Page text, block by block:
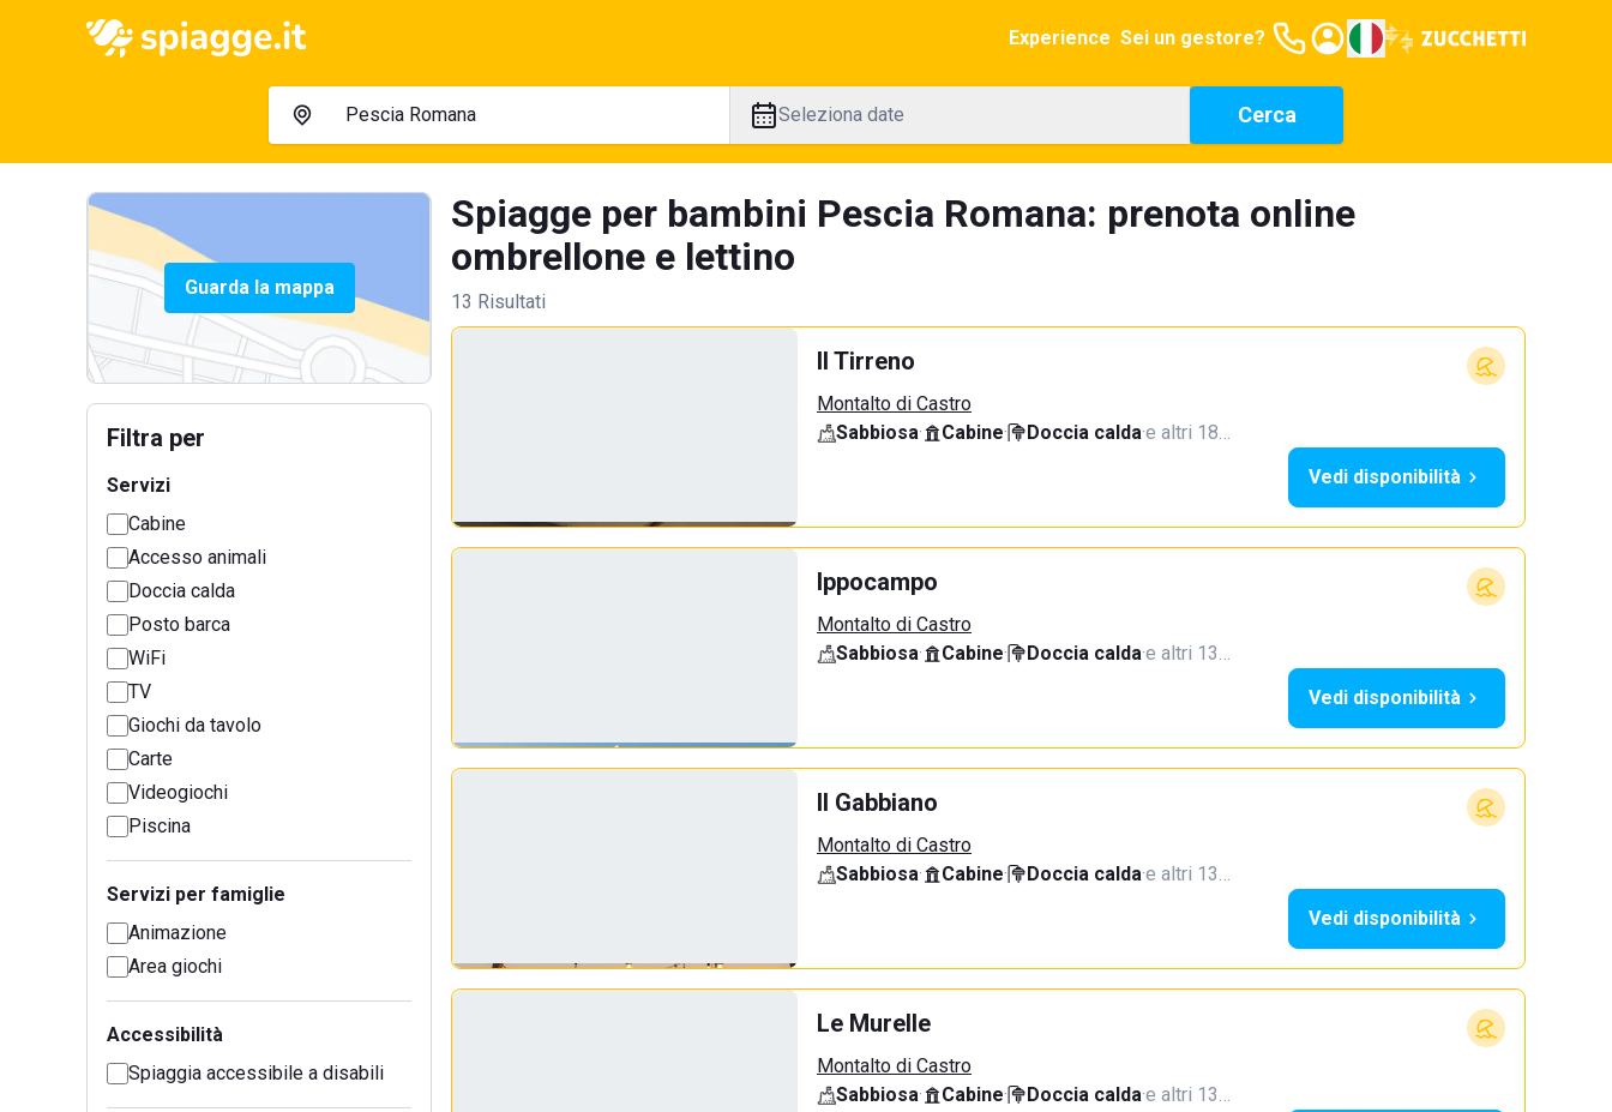
Experience Sei un gestore?
Seleziona date Cerca
Guarda la mappa
Filtra per
Servizi
Cabine
Accesso animali
Doccia calda
Posto barca
WiFi
TV
Giochi da tavolo
Carte
Videogiochi
Piscina
Servizi per famiglie
Animazione
Area giochi
Accessibilità
Spiaggia accessibile a disabili
Spiagge per bambini Pescia Romana: prenota online
ombrellone e lettino
13 Risultati
Il Tirreno
Montalto di Castro
Sabbiosa· Cabine· Doccia calda·e altri 18…
Vedi disponibilità
Ippocampo
Montalto di Castro
Sabbiosa· Cabine· Doccia calda·e altri 13…
Vedi disponibilità
Il Gabbiano
Montalto di Castro
Sabbiosa· Cabine· Doccia calda·e altri 13…
Vedi disponibilità
Le Murelle
Montalto di Castro
Sabbiosa· Cabine· Doccia calda·e altri 13…